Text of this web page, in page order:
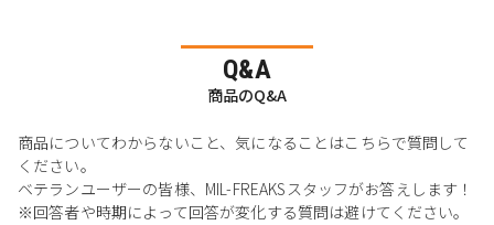
Q&A
商品のQ&A
商品についてわからないこと、気になることはこちらで質問して
ください。
ベテランユーザーの皆様、MIL-FREAKSスタッフがお答えします！
※回答者や時期によって回答が変化する質問は避けてください。